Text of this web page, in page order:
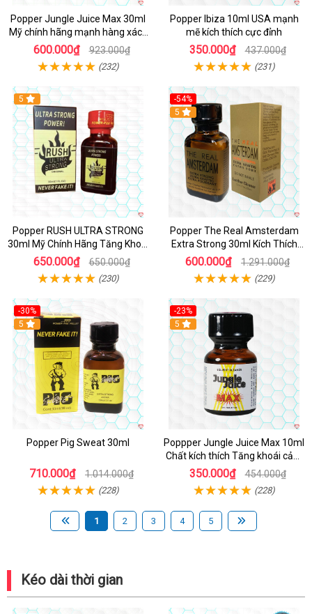
Popper Jungle Juice Max 30ml
Mỹ chính hãng mạnh hàng xách
tay kích thích
600.000₫ 923.000₫
(232)
Popper Ibiza 10ml USA mạnh
mẽ kích thích cực đỉnh
350.000₫ 437.000₫
(231)
5
Popper RUSH ULTRA STRONG
30ml Mỹ Chính Hãng Tăng Khoái
Cảm
650.000₫ 650.000₫
(230)
-54%
5
Popper The Real Amsterdam
Extra Strong 30ml Kích Thích
Cường Độ Cao
600.000₫ 1.291.000₫
(229)
-30%
5
Popper Pig Sweat 30ml
710.000₫ 1.014.000₫
(228)
-23%
5
Poppper Jungle Juice Max 10ml
Chất kích thích Tăng khoái cảm
An toàn
350.000₫ 454.000₫
(228)
1 2 3 4 5
Kéo dài thời gian